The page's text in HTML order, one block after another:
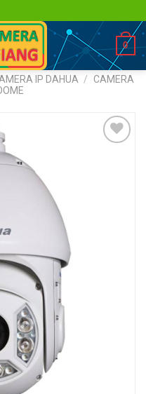
0
IP DAHUA /
CAMERA